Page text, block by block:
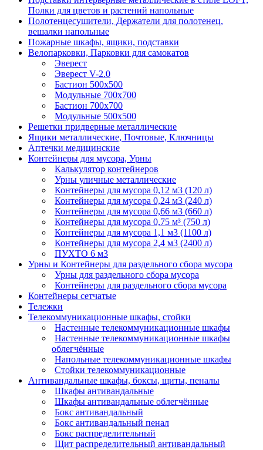
Полки для цветов и растений напольные
Полотенцесушители, Держатели для полотенец,
вешалки напольные
Пожарные шкафы, ящики, подставки
Велопарковки, Парковки для самокатов
Эверест
Эверест V-2.0
Бастион 500х500
Модульные 700х700
Бастион 700х700
Модульные 500х500
Решетки придверные металлические
Ящики металлические, Почтовые, Ключницы
Аптечки медицинские
Контейнеры для мусора, Урны
Калькулятор контейнеров
Урны уличные металлические
Контейнеры для мусора 0,12 м3 (120 л)
Контейнеры для мусора 0,24 м3 (240 л)
Контейнеры для мусора 0,66 м3 (660 л)
Контейнеры для мусора 0,75 м³ (750 л)
Контейнеры для мусора 1,1 м3 (1100 л)
Контейнеры для мусора 2,4 м3 (2400 л)
ПУХТО 6 м3
Урны и Контейнеры для раздельного сбора мусора
Урны для раздельного сбора мусора
Контейнеры для раздельного сбора мусора
Контейнеры сетчатые
Тележки
Телекоммуникационные шкафы, стойки
Настенные телекоммуникационные шкафы
Настенные телекоммуникационные шкафы
облегчённые
Напольные телекоммуникационные шкафы
Стойки телекоммуникационные
Антивандальные шкафы, боксы, щиты, пеналы
Шкафы антивандальные
Шкафы антивандальные облегчённые
Бокс антивандальный
Бокс антивандальный пенал
Бокс распределительный
Щит распределительный антивандальный